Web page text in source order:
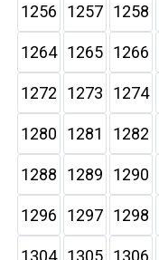
1256 1257 1258
1264 1265 1266
1272 1273 1274
1280 1281 1282
1288 1289 1290
1296 1297 1298
1304 1305 1306